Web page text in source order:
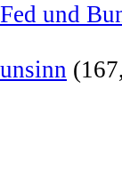
und